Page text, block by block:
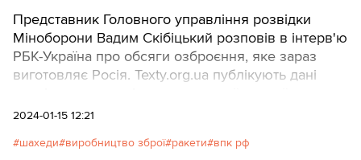
Представник Головного управління розвідки
Міноборони Вадим Скібіцький розповів в інтерв'ю
РБК-Україна про обсяги озброєння, яке зараз
виготовляє Росія. Texty.org.ua публікують дані
Скібіцького.
2024-01-15 12:21
шахеди виробництво зброї ракети впк рф